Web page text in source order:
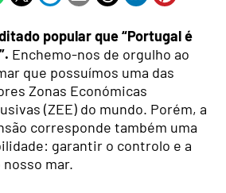
popular que “Portugal é
Enchemo-nos de orgulho ao
que possuímos uma das
Zonas Económicas
(ZEE) do mundo. Porém, a
corresponde também uma
garantir o controlo e a
mar.